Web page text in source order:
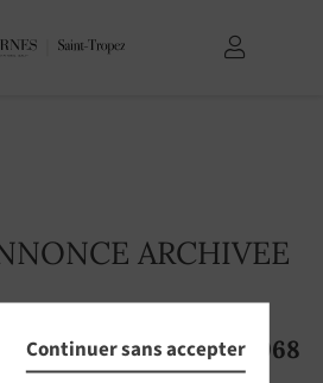
ARCHIVEE
plus! L'annonce3197968
Continuer sans accepter